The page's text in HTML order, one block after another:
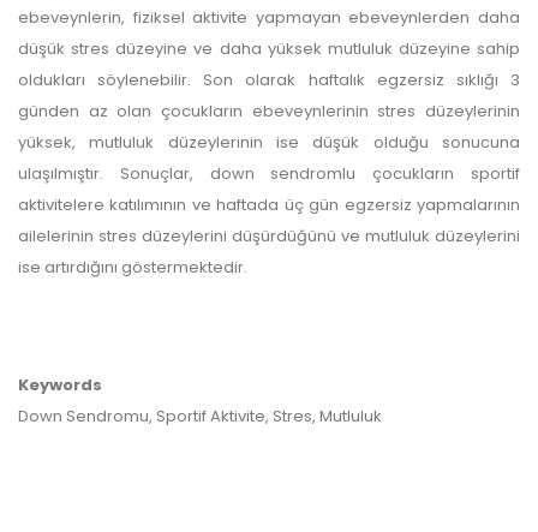
ebeveynlerin, fiziksel aktivite yapmayan ebeveynlerden daha
düşük stres düzeyine ve daha yüksek mutluluk düzeyine sahip
oldukları söylenebilir. Son olarak haftalık egzersiz sıklığı 3
günden az olan çocukların ebeveynlerinin stres düzeylerinin
yüksek, mutluluk düzeylerinin ise düşük olduğu sonucuna
ulaşılmıştır. Sonuçlar, down sendromlu çocukların sportif
aktivitelere katılımının ve haftada üç gün egzersiz yapmalarının
ailelerinin stres düzeylerini düşürdüğünü ve mutluluk düzeylerini
ise artırdığını göstermektedir.
Keywords
Down Sendromu, Sportif Aktivite, Stres, Mutluluk